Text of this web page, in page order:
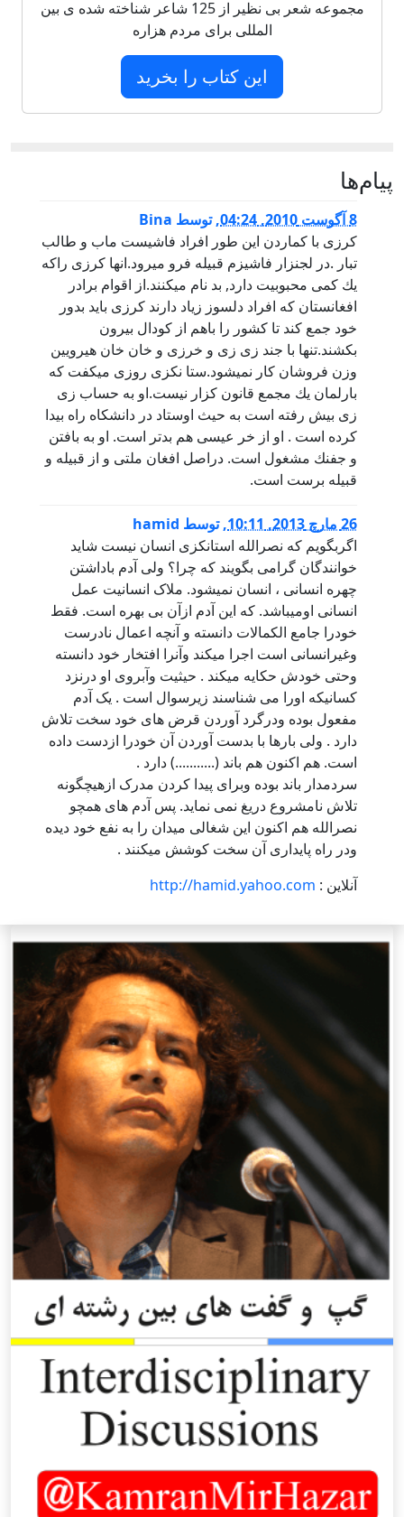
مجموعه شعر بی نظیر از 125 شاعر شناخته شده ی بین
المللی برای مردم هزاره
این کتاب را بخرید
پيام‌ها
8 آگوست 2010, 04:24 ,توسط Bina
كرزى با كماردن اين طور افراد فاشيست ماب و طالب
تبار .در لجنزار فاشيزم قبيله فرو ميرود.انها كرزى راكه
يك كمى محبوبيت دارد, بد نام ميكنند.از اقوام برادر
افغانستان كه افراد دلسوز زياد دارند كرزى بايد بدور
خود جمع كند تا كشور را باهم از كودال بيرون
بكشند.تنها با جند زى زى و خرزى و خان خان هيرويين
وزن فروشان كار نميشود.ستا نكزى روزى ميكفت كه
بارلمان يك مجمع قانون كزار نيست.او به حساب زى
زى بيش رفته است به حيث اوستاد در دانشكاه راه بيدا
كرده است . او از خر عيسى هم بدتر است. او به بافتن
و جفنك مشغول است. دراصل افغان ملتى و از قبيله و
قبيله برست است.
26 مارچ 2013, 10:11 ,توسط hamid
اگربگويم که نصرالله استانکزی انسان نيست شايد
خوانندگان گرامی بگويند که چرا؟ ولی آدم باداشتن
چهره انسانی ، انسان نميشود. ملاک انسانيت عمل
انسانی اوميباشد. که اين آدم ازآن بی بهره است. فقط
خودرا جامع الکمالات دانسته و آنچه اعمال نادرست
وغيرانسانی است اجرا ميکند وآنرا افتخار خود دانسته
وحتی خودش حکايه ميکند . حيثيت وآبروی او درنزد
کسانيکه اورا می شناسند زيرسوال است . يک آدم
مفعول بوده ودرگرد آوردن قرض های خود سخت تلاش
دارد . ولی بارها با بدست آوردن آن خودرا ازدست داده
است. هم اکنون هم باند (...........) دارد .
سردمدار باند بوده وبرای پيدا کردن مدرک ازهيچگونه
تلاش نامشروع دريغ نمی نمايد. پس آدم های همچو
نصرالله هم اکنون اين شغالی ميدان را به نفع خود ديده
ودر راه پايداری آن سخت کوشش ميکنند .
آنلاین : http://hamid.yahoo.com